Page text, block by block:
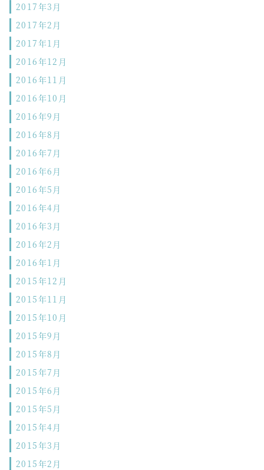
2017年3月
2017年2月
2017年1月
2016年12月
2016年11月
2016年10月
2016年9月
2016年8月
2016年7月
2016年6月
2016年5月
2016年4月
2016年3月
2016年2月
2016年1月
2015年12月
2015年11月
2015年10月
2015年9月
2015年8月
2015年7月
2015年6月
2015年5月
2015年4月
2015年3月
2015年2月